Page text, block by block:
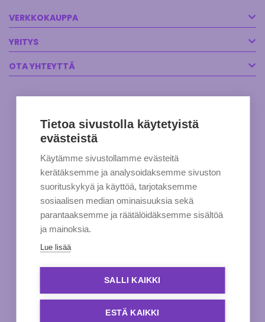
VERKKOKAUPPA
YRITYS
OTA YHTEYTTÄ
Tietoa sivustolla käytetyistä
evästeistä
Käytämme sivustollamme evästeitä
kerätäksemme ja analysoidaksemme sivuston
suorituskykyä ja käyttöä, tarjotaksemme
sosiaalisen median ominaisuuksia sekä
parantaaksemme ja räätälöidäksemme sisältöä
ja mainoksia.
Lue lisää
SALLI KAIKKI
ESTÄ KAIKKI